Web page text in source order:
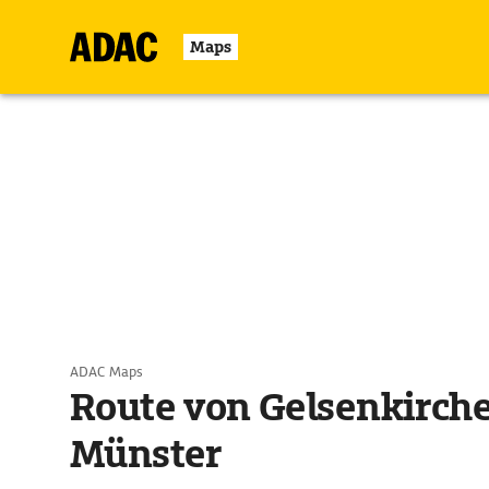
Maps
ADAC Maps
Route von
Münster